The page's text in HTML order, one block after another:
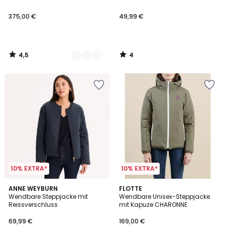
375,00 €
4,5
/
49,99 €
4
/
10% EXTRA*
ANNE WEYBURN
Wendbare Steppjacke mit
Reissverschluss
69,99 €
2
Farben
10% EXTRA*
FLOTTE
Wendbare Unisex-Steppjacke
mit Kapuze CHARONNE
169,00 €
5
/
5